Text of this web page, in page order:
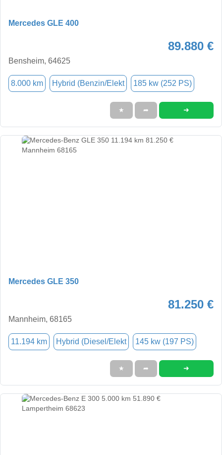
Mercedes GLE 400
89.880 €
Bensheim, 64625
8.000 km Hybrid (Benzin/Elekt 185 kw (252 PS)
★ ➦ ➜
Mercedes GLE 350
81.250 €
Mannheim, 68165
11.194 km Hybrid (Diesel/Elekt 145 kw (197 PS)
★ ➦ ➜